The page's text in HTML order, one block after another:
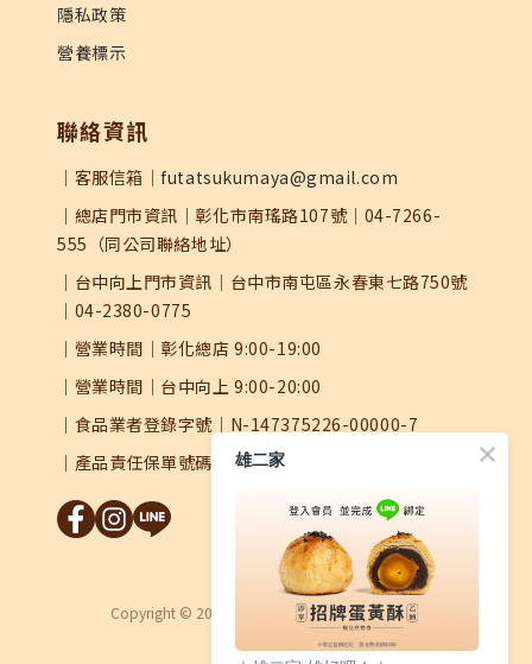
隱私政策
營養標示
聯絡資訊
｜客服信箱｜futatsukumaya@gmail.com
｜總店門市資訊｜彰化市南瑤路107號｜04-7266-
555（同公司聯絡地址）
｜台中向上門市資訊｜台中市南屯區永春東七路750號
｜04-2380-0775
｜營業時間｜彰化總店 9:00-19:00
｜營業時間｜台中向上 9:00-20:00
｜食品業者登錄字號｜N-147375226-00000-7
｜產品責任保單號碼｜0504字第25AML0000626號
Copyright © 2026 Futatsukumaya 雄二家蛋黃酥
雄二家